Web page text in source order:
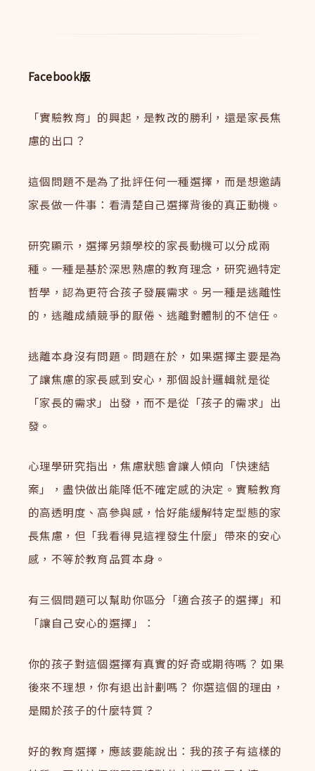
Facebook版
「實驗教育」的興起，是教改的勝利，還是家長焦
慮的出口？
這個問題不是為了批評任何一種選擇，而是想邀請
家長做一件事：看清楚自己選擇背後的真正動機。
研究顯示，選擇另類學校的家長動機可以分成兩
種。一種是基於深思熟慮的教育理念，研究過特定
哲學，認為更符合孩子發展需求。另一種是逃離性
的，逃離成績競爭的厭倦、逃離對體制的不信任。
逃離本身沒有問題。問題在於，如果選擇主要是為
了讓焦慮的家長感到安心，那個設計邏輯就是從
「家長的需求」出發，而不是從「孩子的需求」出
發。
心理學研究指出，焦慮狀態會讓人傾向「快速結
案」，盡快做出能降低不確定感的決定。實驗教育
的高透明度、高參與感，恰好能緩解特定型態的家
長焦慮，但「我看得見這裡發生什麼」帶來的安心
感，不等於教育品質本身。
有三個問題可以幫助你區分「適合孩子的選擇」和
「讓自己安心的選擇」：
你的孩子對這個選擇有真實的好奇或期待嗎？ 如果
後來不理想，你有退出計劃嗎？ 你選這個的理由，
是關於孩子的什麼特質？
好的教育選擇，應該要能說出：我的孩子有這樣的